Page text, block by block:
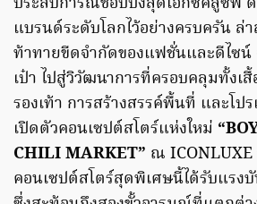
แบรนด์ระดับโลกไว้อย่างครบครัน ล่
ท้าทายขีดจำกัดของแฟชั่นและดีไซน์
เป๋า ไปสู่วิวัฒนาการที่ครอบคลุมทั้งเ
รองเท้า การสร้างสรรค์พื้นที่ และโป
เปิดตัวคอนเซปต์สโตร์แห่งใหม่
CHILI MARKET” ณ ICONLUXE
คอนเซปต์สโตร์สุดพิเศษนี้ได้รับแรง